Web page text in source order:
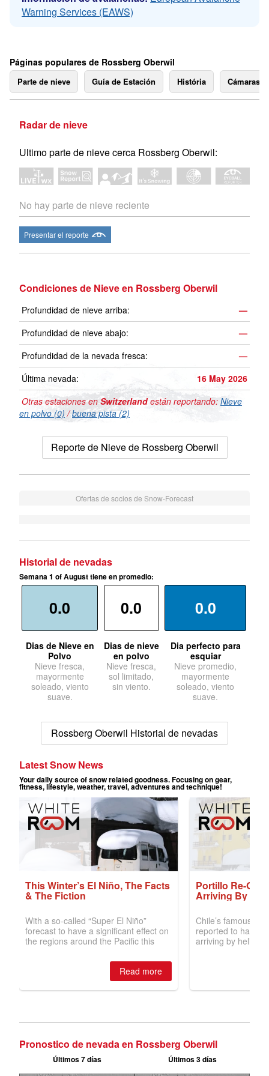
Warning Services (EAWS)
Páginas populares de Rossberg Oberwil
Parte de nieve Guía de Estación História Cámaras
Radar de nieve
Ultimo parte de nieve cerca Rossberg Oberwil:
No hay parte de nieve reciente
Presentar el reporte
Condiciones de Nieve en Rossberg Oberwil
Profundidad de nieve arriba:
—
Profundidad de nieve abajo:
—
Profundidad de la nevada fresca:
—
Última nevada:
16 May 2026
Otras estaciones enSwitzerlandestán reportando: Nieve
en polvo (0) /buena pista (2)
Reporte de Nieve de Rossberg Oberwil
Ofertas de socios de Snow-Forecast
Historial de nevadas
Semana 1 of August tiene en promedio:
0.0
Dias de Nieve en
Polvo
Nieve fresca,
mayormente
soleado, viento
suave.
0.0
Dias de nieve
en polvo
Nieve fresca,
sol limitado,
sin viento.
0.0
Dia perfecto para
esquiar
Nieve promedio,
mayormente
soleado, viento
suave.
Rossberg Oberwil Historial de nevadas
Pronostico de nevada en Rossberg Oberwil
Últimos 7 días Últimos 3 días